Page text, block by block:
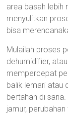
area basah lebih
menyulitkan
bisa
Mulailah proses
dehumidifier,
mempercepat
balik lemari atau
bertahan di
jamur,